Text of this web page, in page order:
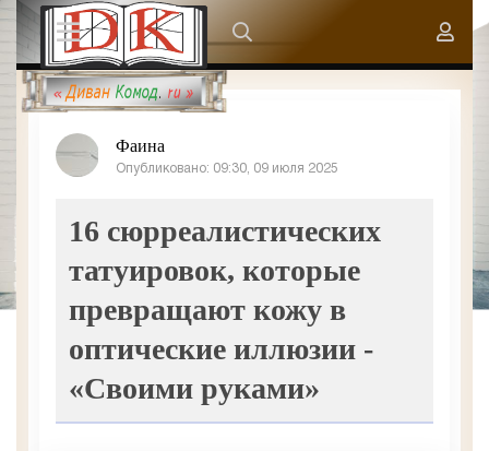
Фаина
Опубликовано: 09:30, 09 июля 2025
16 сюрреалистических
татуировок, которые
превращают кожу в
оптические иллюзии -
«Своими руками»